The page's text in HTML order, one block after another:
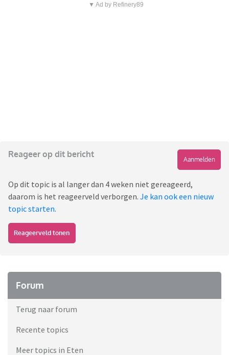
▼ Ad by Refinery89
Reageer op dit bericht
Aanmelden
Op dit topic is al langer dan 4 weken niet gereageerd,
daarom is het reageerveld verborgen. Je kan ook een nieuw
topic starten.
Reageerveld tonen
Forum
Terug naar forum
Recente topics
Meer topics in Eten